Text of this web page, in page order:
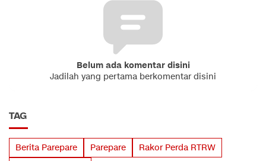
Belum ada komentar disini
Jadilah yang pertama berkomentar disini
TAG
Berita Parepare Parepare
Rakor Perda RTRW